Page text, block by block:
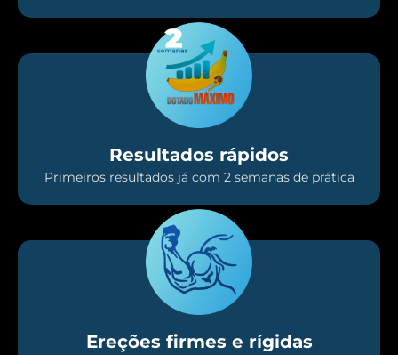
Resultados rápidos
Primeiros resultados já com 2 semanas de prática
Ereções firmes e rígidas